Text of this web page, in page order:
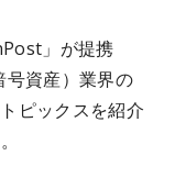
」が提携
号資産）業界の
ピックスを紹介